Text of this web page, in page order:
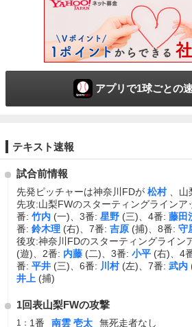
アプリで1球ごとの
テキスト速報
試合前情報
先発ピッチャーは神奈川FDが 松村 、
先攻:山梨FWのスターティングラインア
番: 竹内 (一)、3番: 星野 (三)、4番: 藤田
番: 鈴木理 (右)、7番: 吉原 (捕)、8番: 守
後攻:神奈川FDのスターティングライン
(遊)、2番: 内藤 (二)、3番: 小平 (右)、4
番: 平井 (三)、6番: 川村 (左)、7番: 武内
井上 (捕)
1回表山梨FWの攻撃
1： 1番 南雲 壱太
無死走者なし